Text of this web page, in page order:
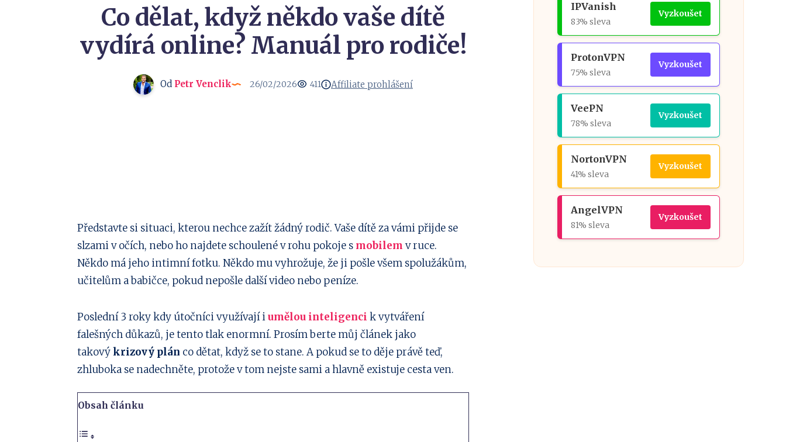
Co dělat, když někdo vaše dítě
vydírá online? Manuál pro rodiče!
Od Petr Venclik 26/02/2026 411 Affiliate prohlášení
Sdílejte
Facebook
Sdílejte
Linkedin
Pinterest
Sdílejte
Sdílejte
Whatsapp
Představte si situaci, kterou nechce zažít žádný rodič. Vaše dítě za vámi přijde se
slzami v očích, nebo ho najdete schoulené v rohu pokoje s mobilem v ruce.
Někdo má jeho intimní fotku. Někdo mu vyhrožuje, že ji pošle všem spolužákům,
učitelům a babičce, pokud nepošle další video nebo peníze.
Poslední 3 roky kdy útočníci využívají iumělou inteligenci k vytváření
falešných důkazů, je tento tlak enormní. Prosím berte můj článek jako
takovýkrizový plán co dětat, když se to stane. A pokud se to děje právě teď,
zhluboka se nadechněte, protože v tom nejste sami a hlavně existuje cesta ven.
Obsah článku
IPVanish
83% sleva
Vyzkoušet
ProtonVPN
75% sleva
Vyzkoušet
VeePN
78% sleva
Vyzkoušet
NortonVPN
41% sleva
Vyzkoušet
AngelVPN
81% sleva
Vyzkoušet